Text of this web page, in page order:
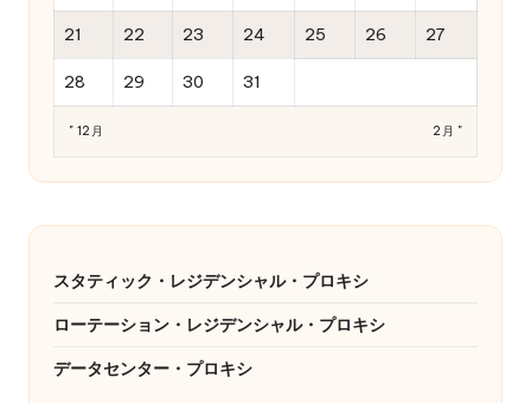
21 22 23 24 25 26 27
28 29 30 31
" 12月 2月 "
スタティック・レジデンシャル・プロキシ
ローテーション・レジデンシャル・プロキシ
データセンター・プロキシ